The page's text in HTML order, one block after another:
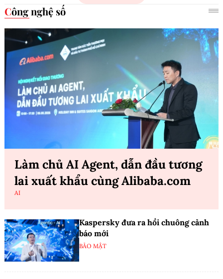
Công nghệ số
Làm chủ AI Agent, dẫn đầu tương
lai xuất khẩu cùng Alibaba.com
AI
Kaspersky đưa ra hồi chuông cảnh
báo mới
BẢO MẬT